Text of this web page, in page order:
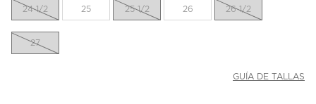
24 1/2 25 25 1/2 26 26 1/2
27
GUÍA DE TALLAS